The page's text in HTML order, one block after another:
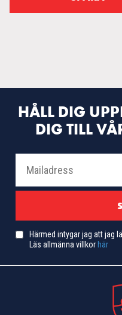
HÅLL DIG
DIG TILL
Härmed intygar jag att jag
Läs allmänna villkor här